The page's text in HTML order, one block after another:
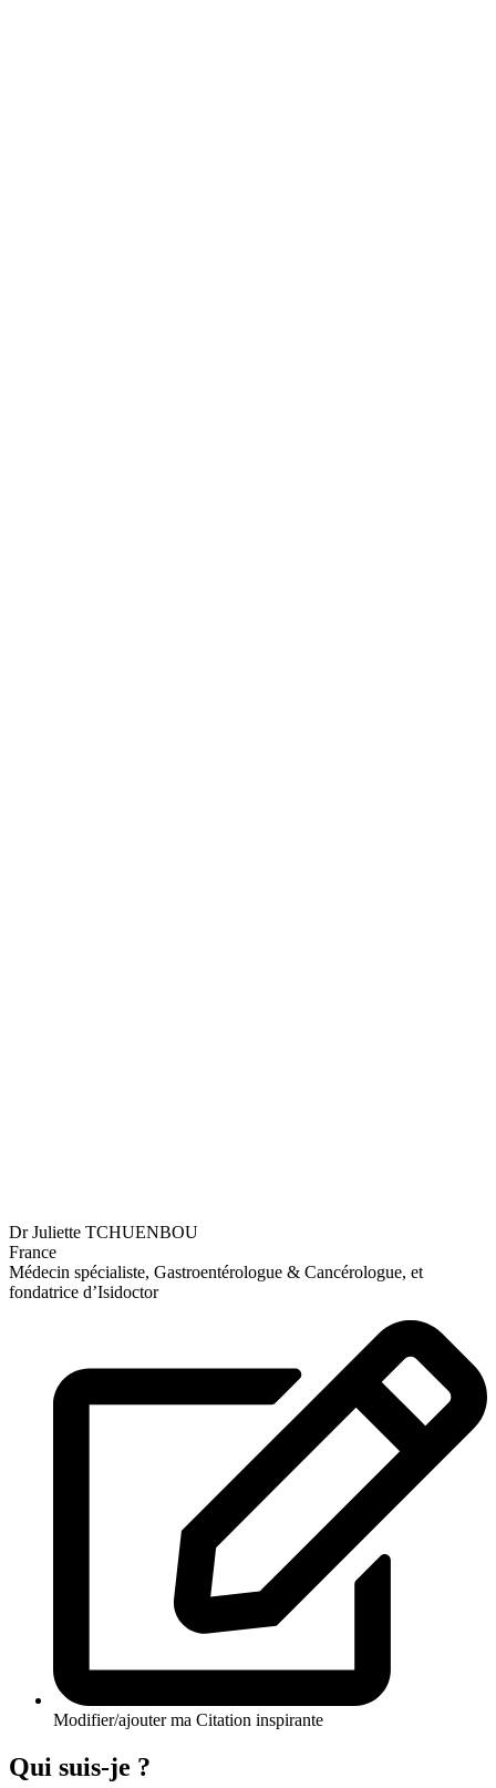
Dr Juliette TCHUENBOU
France
Médecin spécialiste, Gastroentérologue & Cancérologue, et
fondatrice d’Isidoctor
Modifier/ajouter ma Citation inspirante
Qui suis-je ?